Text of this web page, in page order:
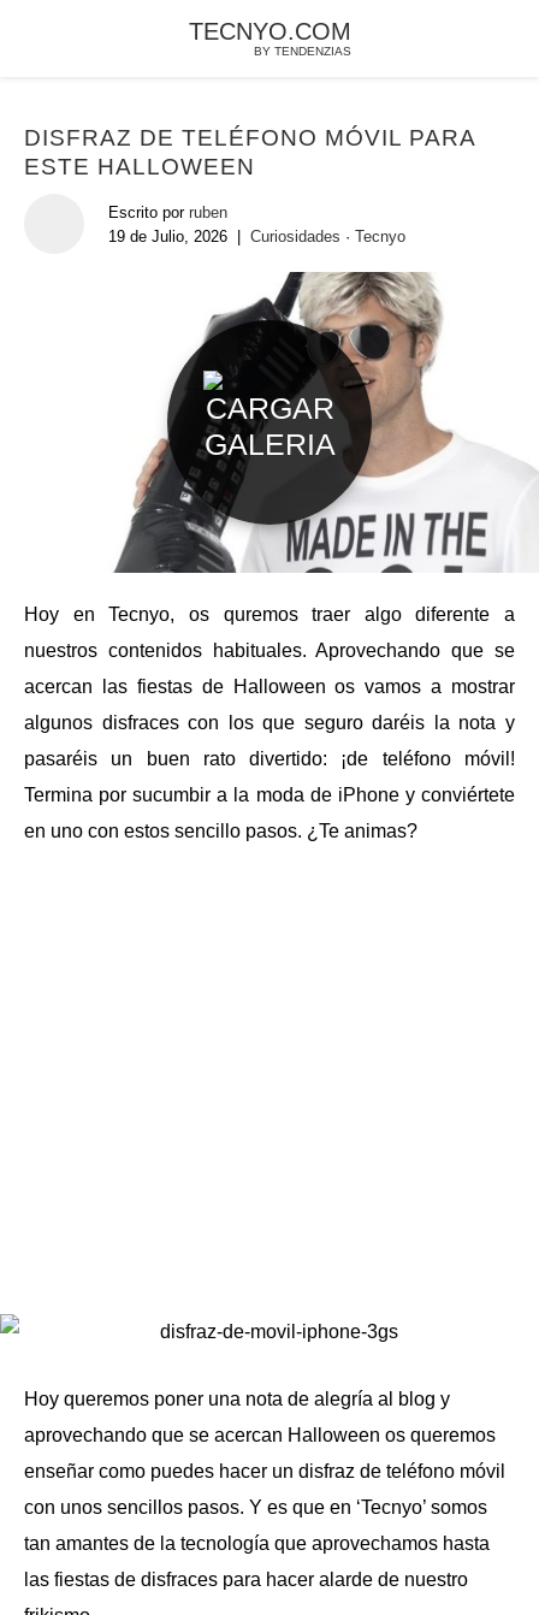
TECNYO.COM
BY TENDENZIAS
DISFRAZ DE TELÉFONO MÓVIL PARA
ESTE HALLOWEEN
Escrito por ruben
19 de Julio, 2026 | Curiosidades · Tecnyo
Hoy en Tecnyo, os quremos traer algo diferente a
nuestros contenidos habituales. Aprovechando que se
acercan las fiestas de Halloween os vamos a mostrar
algunos disfraces con los que seguro daréis la nota y
pasaréis un buen rato divertido: ¡de teléfono móvil!
Termina por sucumbir a la moda de iPhone y conviértete
en uno con estos sencillo pasos. ¿Te animas?
Hoy queremos poner una nota de alegría al blog y
aprovechando que se acercan Halloween os queremos
enseñar como puedes hacer un disfraz de teléfono móvil
con unos sencillos pasos. Y es que en ‘Tecnyo’ somos
tan amantes de la tecnología que aprovechamos hasta
las fiestas de disfraces para hacer alarde de nuestro